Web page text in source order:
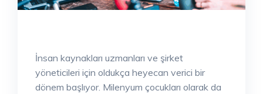
İnsan kaynakları uzmanları ve şirket
yöneticileri için oldukça heyecan verici bir
dönem başlıyor. Milenyum çocukları olarak da